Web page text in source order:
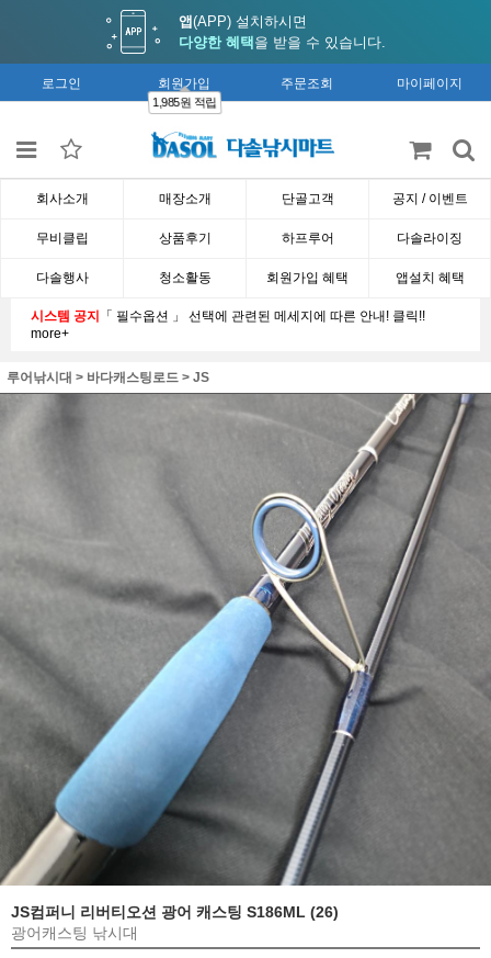
앱(APP) 설치하시면
다양한 혜택 을 받을 수 있습니다.
로그인 회원가입
1,985원 적립
주문조회 마이페이지
회사소개 매장소개 단골고객 공지 / 이벤트
무비클립 상품후기 하프루어 다솔라이징
다솔행사 청소활동 회원가입 혜택 앱설치 혜택
시스템 공지 「 필수옵션 」 선택에 관련된 메세지에 따른 안내! 클릭!!
more+
루어낚시대 > 바다캐스팅로드 > JS
JS컴퍼니 리버티오션 광어 캐스팅 S186ML (26)
광어캐스팅 낚시대